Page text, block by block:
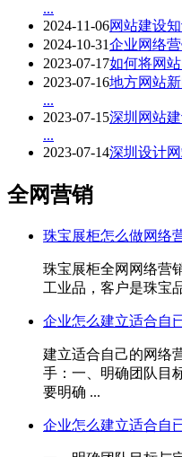
...
2024-11-06网站建设
2024-10-31企业网络
2023-07-17如何将网
2023-07-16地方网站
...
2023-07-15深圳网站
...
2023-07-14深圳设计
全网营销
珠宝展柜怎么做网络
珠宝展柜全网网络营
工业品，客户是珠宝
企业怎么建立适合自
建立适合自己的网络
手：一、明确团队目
要明确 ...
企业怎么建立适合自